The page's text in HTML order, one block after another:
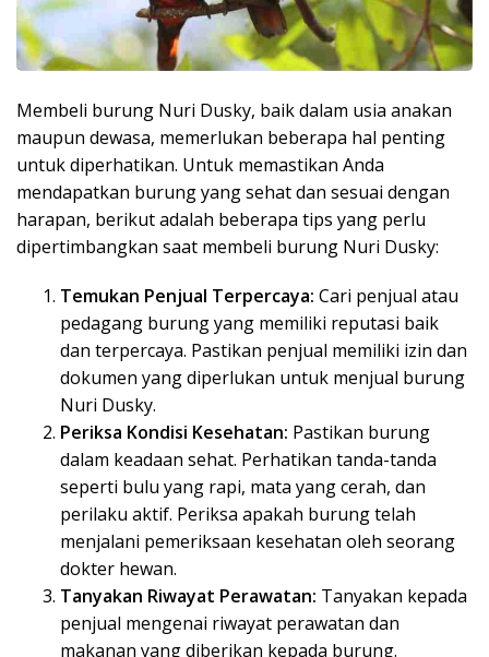
Membeli burung Nuri Dusky, baik dalam usia anakan
maupun dewasa, memerlukan beberapa hal penting
untuk diperhatikan. Untuk memastikan Anda
mendapatkan burung yang sehat dan sesuai dengan
harapan, berikut adalah beberapa tips yang perlu
dipertimbangkan saat membeli burung Nuri Dusky:
Temukan Penjual Terpercaya: Cari penjual atau
pedagang burung yang memiliki reputasi baik
dan terpercaya. Pastikan penjual memiliki izin dan
dokumen yang diperlukan untuk menjual burung
Nuri Dusky.
Periksa Kondisi Kesehatan: Pastikan burung
dalam keadaan sehat. Perhatikan tanda-tanda
seperti bulu yang rapi, mata yang cerah, dan
perilaku aktif. Periksa apakah burung telah
menjalani pemeriksaan kesehatan oleh seorang
dokter hewan.
Tanyakan Riwayat Perawatan: Tanyakan kepada
penjual mengenai riwayat perawatan dan
makanan yang diberikan kepada burung.